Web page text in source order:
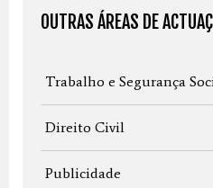
OUTRAS ÁREAS DE
Trabalho e Segurança
Direito Civil
Publicidade